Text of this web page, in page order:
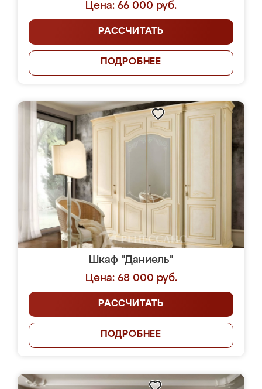
Цена: 66 000 руб.
РАССЧИТАТЬ
ПОДРОБНЕЕ
Шкаф "Даниель"
Цена: 68 000 руб.
РАССЧИТАТЬ
ПОДРОБНЕЕ